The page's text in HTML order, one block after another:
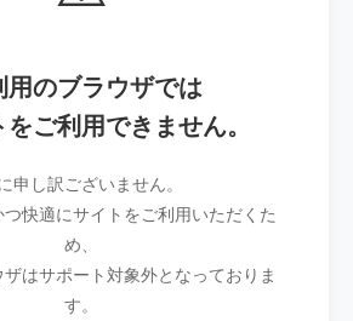
用のブラウザでは
ご利用できません。
申し訳ございません。
快適にサイトをご利用いただくた
め、
はサポート対象外となっておりま
す。